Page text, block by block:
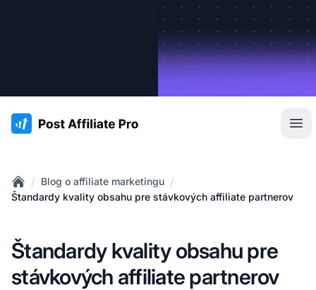
:site.title
Home
/ Blog o affiliate marketingu /
Štandardy kvality obsahu pre stávkových affiliate partnerov
Štandardy kvality obsahu pre
stávkových affiliate partnerov